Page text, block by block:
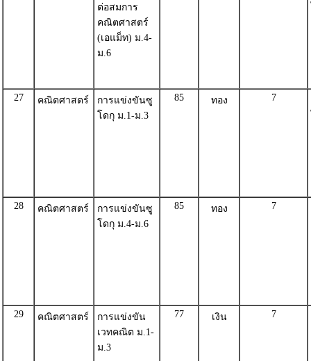
ต่อสมการ
คณิตศาสตร์
(เอแม็ท) ม.4-
ม.6
27 คณิตศาสตร์
การแข่งขันซู
โดกุ ม.1-ม.3
85 ทอง 7
28 คณิตศาสตร์
การแข่งขันซู
โดกุ ม.4-ม.6
85 ทอง 7
29 คณิตศาสตร์
การแข่งขัน
เวทคณิต ม.1-
ม.3
77 เงิน 7